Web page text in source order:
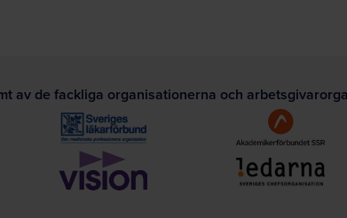
av de fackliga organisationerna och